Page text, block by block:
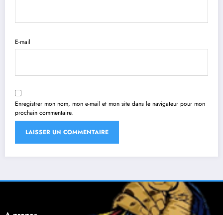
E-mail
Enregistrer mon nom, mon e-mail et mon site dans le navigateur pour mon
prochain commentaire.